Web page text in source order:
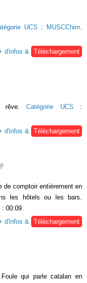
UCS : MUSCChim.
d'infos &
Téléchargement
rêve.Catégorie UCS :
d'infos &
Téléchargement
de comptoir entièrement en
les hôtels ou les bars.
: 00:09.
d'infos &
Téléchargement
qui parle catalan en